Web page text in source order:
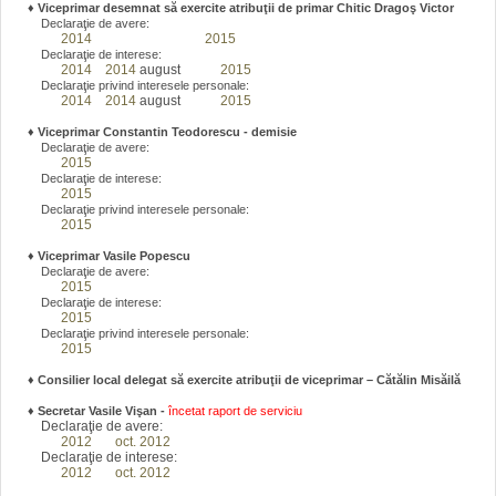
♦ Viceprimar desemnat să exercite atribuţii de primar Chitic Dragoş Victor
Declaraţie de avere:
2014 2015
Declaraţie de interese:
2014 2014 august 2015
Declaraţie privind interesele personale:
2014 2014 august 2015
♦ Viceprimar Constantin Teodorescu - demisie
Declaraţie de avere:
2015
Declaraţie de interese:
2015
Declaraţie privind interesele personale:
2015
♦ Viceprimar Vasile Popescu
Declaraţie de avere:
2015
Declaraţie de interese:
2015
Declaraţie privind interesele personale:
2015
♦ Consilier local delegat să exercite atribuţii de viceprimar – Cătălin Misăilă
♦ Secretar Vasile Vişan - încetat raport de serviciu
Declaraţie de avere:
2012
oct. 2012
Declaraţie de interese:
2012
oct. 2012